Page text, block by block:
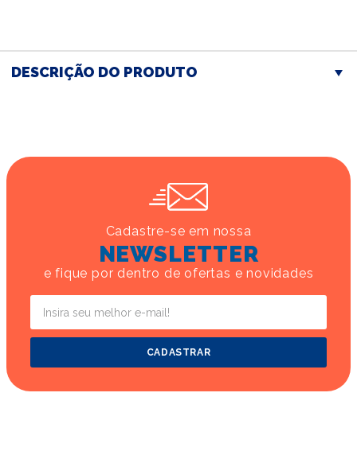
DESCRIÇÃO DO PRODUTO
Cadastre-se em nossa
NEWSLETTER
e fique por dentro de ofertas e novidades
CADASTRAR